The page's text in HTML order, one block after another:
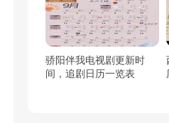
骄阳伴我电视剧更新时
间，追剧日历一览表